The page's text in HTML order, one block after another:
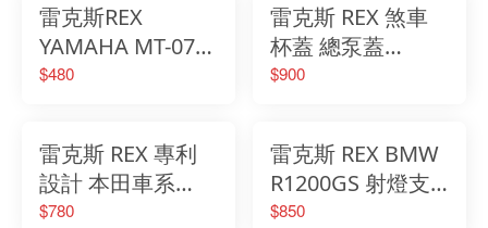
雷克斯REX
YAMAHA MT-07
MT09 21以前 側柱
墊 鋁合金
$480
雷克斯 REX 煞車
杯蓋 總泵蓋
HONDA 本田
杯蓋
$900
雷克斯 REX 專利
設計 本田車系
HONDA 多功能橫
$780
雷克斯 REX BMW
R1200GS 射燈支
架 大鳥專用 防撞
$850